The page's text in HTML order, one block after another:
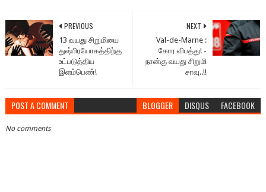
NEXT
Val-de-Marne :
கோர விபத்து! -
நான்கு வயது சிறுமி
சாவு..!!
PREVIOUS
13 வயது சிறுமியை
துஷ்பிரயோகத்திற்கு
உட்படுத்திய
இளம்பெண்!
POST A COMMENT BLOGGER DISQUS FACEBOOK
No comments